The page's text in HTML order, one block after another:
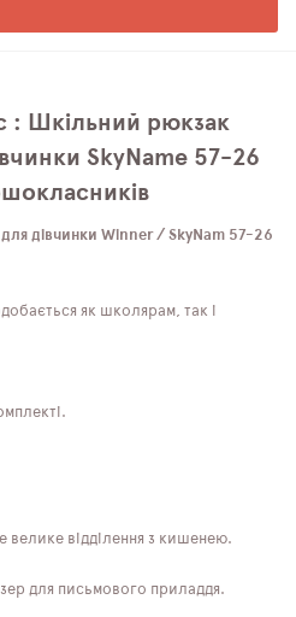
: Шкільний рюкзак
SkyNamе 57-26
дівчинки Winner / SkyNam 57-26
як школярам, ​​так і
велике відділення з кишенею.
для письмового приладдя.